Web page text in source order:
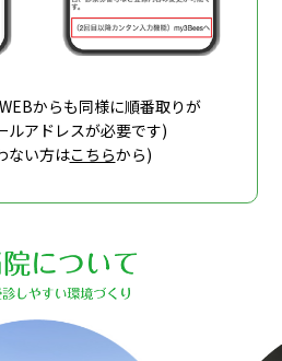
からも同様に順番取りが
ルアドレスが必要です)
ない方はこちらから)